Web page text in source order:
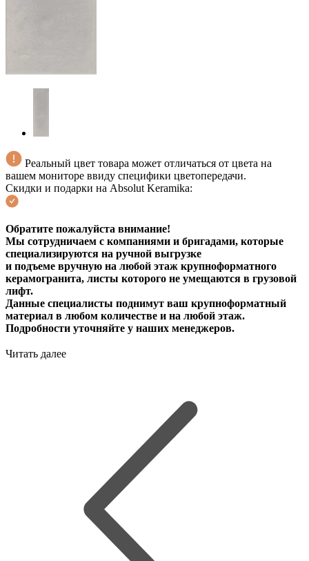
Реальный цвет товара может отличаться от цвета на
вашем мониторе ввиду специфики цветопередачи.
Скидки и подарки на Absolut Keramika:
Обратите пожалуйста внимание!
Мы сотрудничаем с компаниями и бригадами, которые
специализируются на ручной выгрузке
и подъеме вручную на любой этаж крупноформатного
керамогранита, листы которого не умещаются в грузовой
лифт.
Данные специалисты поднимут ваш крупноформатный
материал в любом количестве и на любой этаж.
Подробности уточняйте у наших менеджеров.
Читать далее